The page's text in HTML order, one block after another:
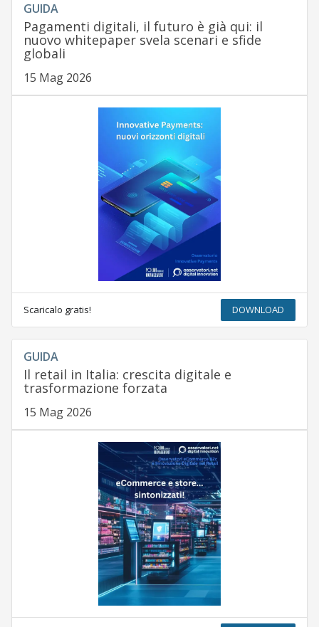
GUIDA
Pagamenti digitali, il futuro è già qui: il
nuovo whitepaper svela scenari e sfide
globali
15 Mag 2026
Scaricalo gratis! DOWNLOAD
GUIDA
Il retail in Italia: crescita digitale e
trasformazione forzata
15 Mag 2026